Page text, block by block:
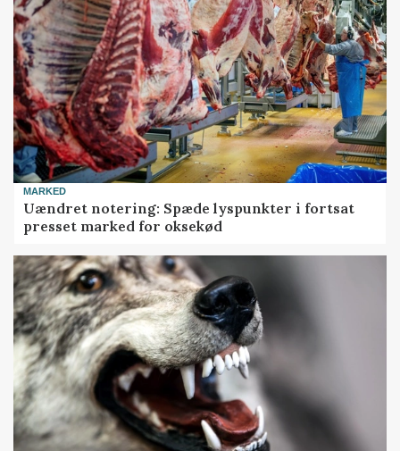
MARKED
Uændret notering: Spæde lyspunkter i fortsat
presset marked for oksekød